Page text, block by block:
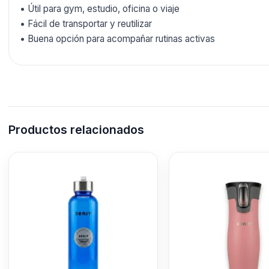
• Útil para gym, estudio, oficina o viaje
• Fácil de transportar y reutilizar
• Buena opción para acompañar rutinas activas
Productos relacionados